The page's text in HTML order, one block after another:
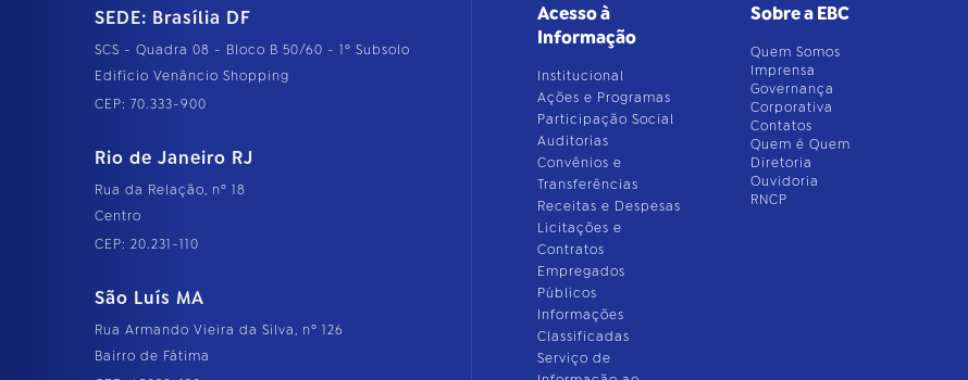
SEDE: Brasília DF
SCS - Quadra 08 - Bloco B 50/60 - 1º Subsolo
Edifício Venâncio Shopping
CEP: 70.333-900
Rio de Janeiro RJ
Rua da Relação, nº 18
Centro
CEP: 20.231-110
São Luís MA
Rua Armando Vieira da Silva, nº 126
Bairro de Fátima
Acesso à
Informação
Institucional
Ações e Programas
Participação Social
Auditorias
Convênios e
Transferências
Receitas e Despesas
Licitações e
Contratos
Empregados
Públicos
Informações
Classificadas
Serviço de
Sobre a EBC
Quem Somos
Imprensa
Governança
Corporativa
Contatos
Quem é Quem
Diretoria
Ouvidoria
RNCP